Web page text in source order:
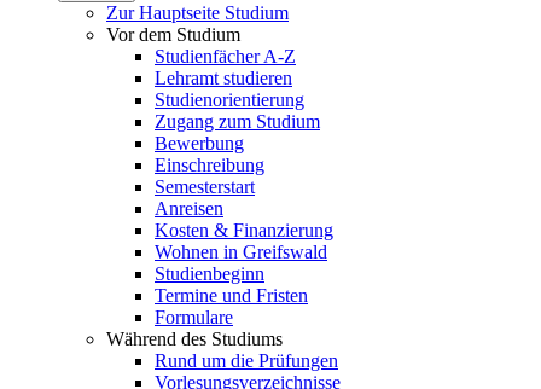
Zur Hauptseite Studium
Vor dem Studium
Studienfächer A-Z
Lehramt studieren
Studienorientierung
Zugang zum Studium
Bewerbung
Einschreibung
Semesterstart
Anreisen
Kosten & Finanzierung
Wohnen in Greifswald
Studienbeginn
Termine und Fristen
Formulare
Während des Studiums
Rund um die Prüfungen
Vorlesungsverzeichnisse